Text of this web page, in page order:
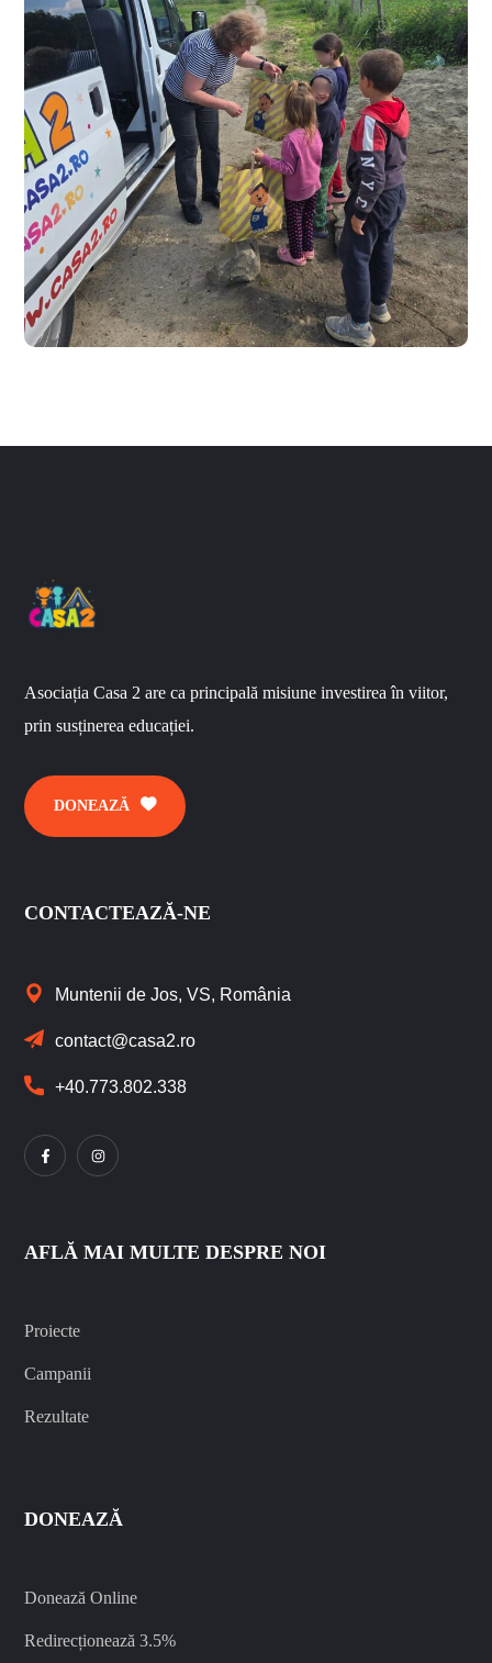
1 Iunie @ CASA 2
#CARITATE
Asociația Casa 2 are ca principală misiune investirea în viitor,
prin susținerea educației.
DONEAZĂ
CONTACTEAZĂ-NE
Muntenii de Jos, VS, România
contact@casa2.ro
+40.773.802.338
AFLĂ MAI MULTE DESPRE NOI
Proiecte
Campanii
Rezultate
DONEAZĂ
Donează Online
Redirecționează 3.5%